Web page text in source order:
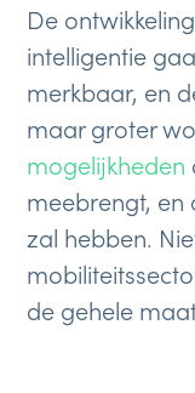
De
intelligentie
merkbaar, en
maar groter
mogelijkheden
meebrengt, en
zal hebben.
de gehele